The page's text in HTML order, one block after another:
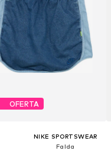
OFERTA
NIKE SPORTSWEAR
Falda